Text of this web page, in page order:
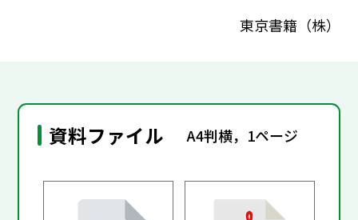
東京書籍（株）
資料ファイル A4判横，1ページ